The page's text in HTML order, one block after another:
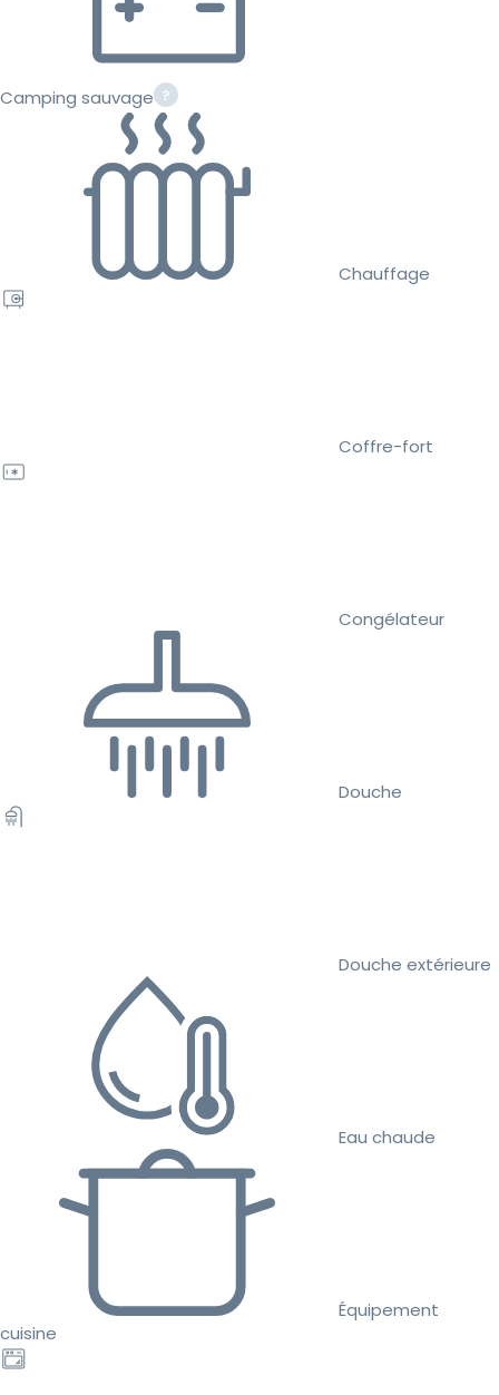
Camping sauvage
Chauffage
Coffre-fort
Congélateur
Douche
Douche extérieure
Eau chaude
Équipement
cuisine